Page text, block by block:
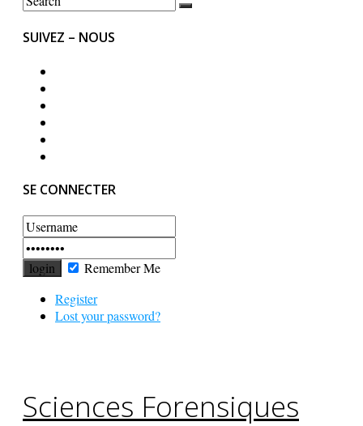
SUIVEZ – NOUS
SE CONNECTER
Remember Me
Register
Lost your password?
Sciences Forensiques